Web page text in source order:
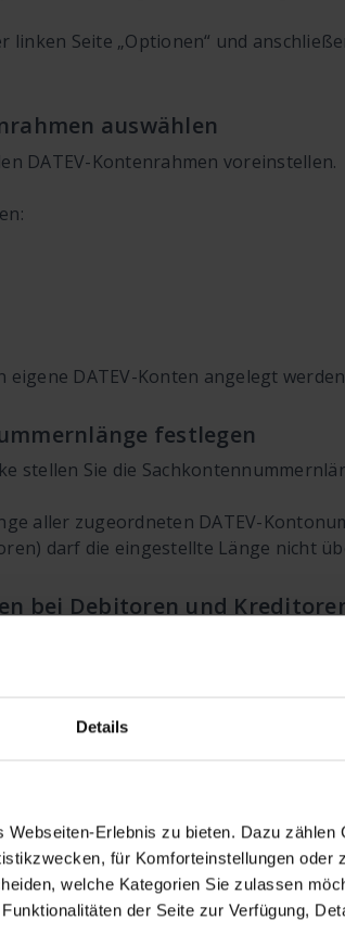
Details
Erlebnis zu bieten. Dazu zählen
für Komforteinstellungen oder
welche Kategorien Sie zulassen
der Seite zur Verfügung,
linken Seite „Optionen“ und
auswählen
DATEV-Kontenrahmen voreinstellen.
eigene DATEV-Konten angelegt
festlegen
stellen Sie die
aller zugeordneten DATEV-
darf die eingestellte Länge nicht
bei Debitoren und
müssen immer eine Stelle
Länge = 4
maximal 4-stellig (<1000)
Länge = 7